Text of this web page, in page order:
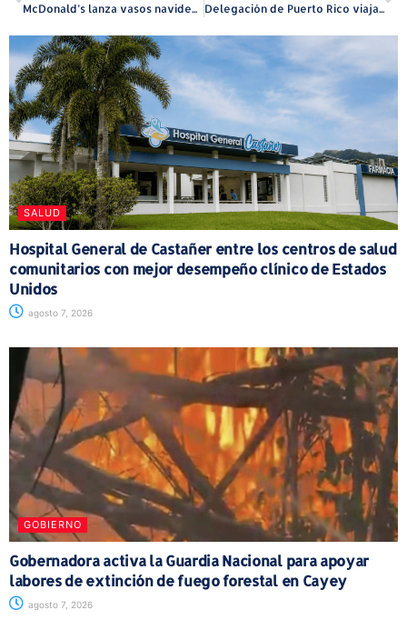
McDonald’s lanza vasos navideños inspirados en las parrandas puertorriqueñas Delegación de Puerto Rico viaja a Singapur para participar en competencias de robótica
SALUD
Hospital General de Castañer entre los centros de salud
comunitarios con mejor desempeño clínico de Estados
Unidos
agosto 7, 2026
GOBIERNO
Gobernadora activa la Guardia Nacional para apoyar
labores de extinción de fuego forestal en Cayey
agosto 7, 2026